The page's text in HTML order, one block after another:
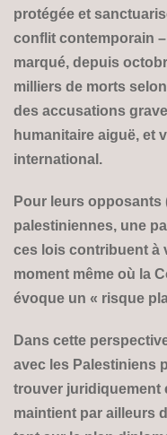
protégée et
conflit contemporain
marqué, depuis
milliers de morts
des accusations
humanitaire aiguë, et
international.
Pour leurs opposants
palestiniennes, une
ces lois contribuent à
moment même où la
évoque un « risque
Dans cette
avec les Palestiniens
trouver juridiquement
maintient par ailleurs